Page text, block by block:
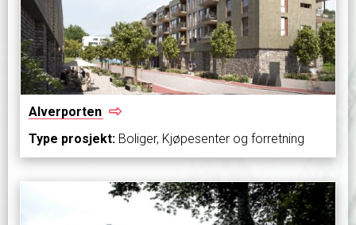
Alverporten
Type prosjekt: Boliger, Kjøpesenter og forretning